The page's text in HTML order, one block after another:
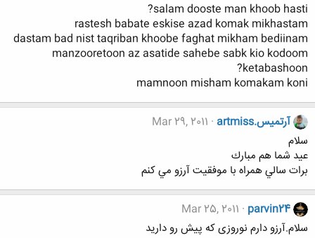
salam dooste man khoob hasti?
rastesh babate eskise azad komak mikhastam
dastam bad nist taqriban khoobe faghat mikham bediinam
manzooretoon az asatide sahebe sabk kio kodoom
ketabashoon?
mamnoon misham komakam koni
آرتميس.artmiss
Mar 29, 2011
سلام
عيد شما هم مبارك
برات سالي همراه با موفقيت آرزو مي كنم
parvin24
Mar 25, 2011
سلام.آرزو دارم نوروزی که پیش رو دارید